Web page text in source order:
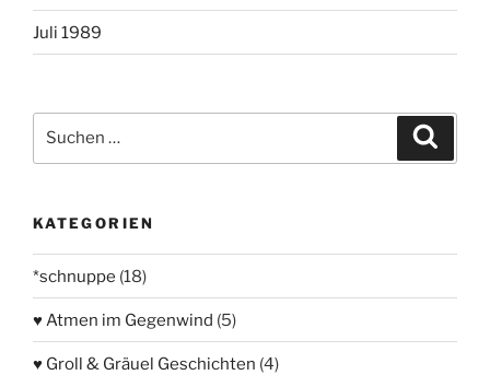
Juli 1989
nach:
KATEGORIEN
*schnuppe (18)
♥ Atmen im Gegenwind (5)
♥ Groll & Gräuel Geschichten (4)